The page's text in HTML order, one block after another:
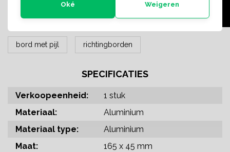
Oké Weigeren
bord met pijl richtingborden
SPECIFICATIES
Verkoopeenheid:
1 stuk
Materiaal:
Aluminium
Materiaal type:
Aluminium
Maat:
165 x 45 mm